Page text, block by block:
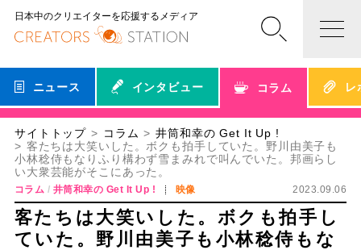
日本中のクリエイターを応援するメディア
ニュース インタビュー コラム レ
サイトトップ コラム
井筒和幸の Get It Up !
客たちは大笑いした。ボクも拍手していた。野川由美子も
小林稔侍もなりふり構わず雪まみれで叫んでいた。邦画らし
い大衆芸能がそこにあった。
コラム 井筒和幸の Get It Up ! 映像 2023.09.06
客たちは大笑いした。ボクも拍手し
ていた。野川由美子も小林稔侍もな